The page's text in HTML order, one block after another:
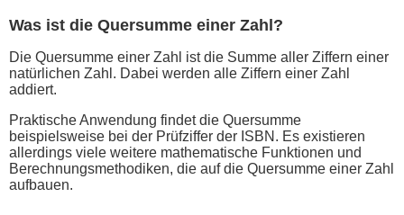
Was ist die Quersumme einer Zahl?
Die Quersumme einer Zahl ist die Summe aller Ziffern einer
natürlichen Zahl. Dabei werden alle Ziffern einer Zahl
addiert.
Praktische Anwendung findet die Quersumme
beispielsweise bei der Prüfziffer der ISBN. Es existieren
allerdings viele weitere mathematische Funktionen und
Berechnungsmethodiken, die auf die Quersumme einer Zahl
aufbauen.